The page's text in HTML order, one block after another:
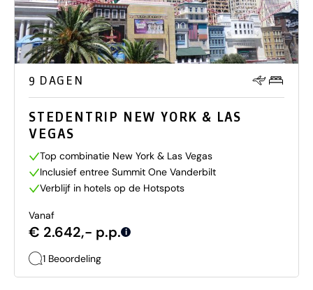
9 DAGEN
STEDENTRIP NEW YORK & LAS
VEGAS
Top combinatie New York & Las Vegas
Inclusief entree Summit One Vanderbilt
Verblijf in hotels op de Hotspots
Vanaf
€ 2.642,- p.p. i
1 Beoordeling